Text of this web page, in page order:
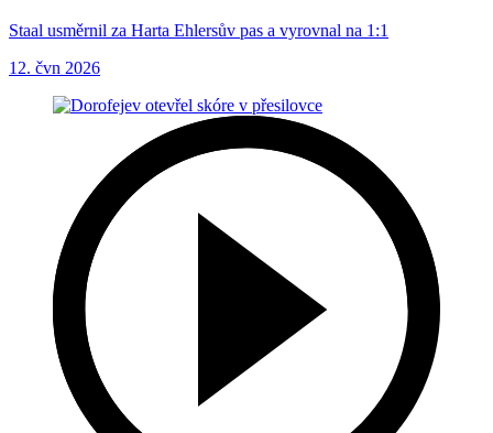
Staal usměrnil za Harta Ehlersův pas a vyrovnal na 1:1
12. čvn 2026